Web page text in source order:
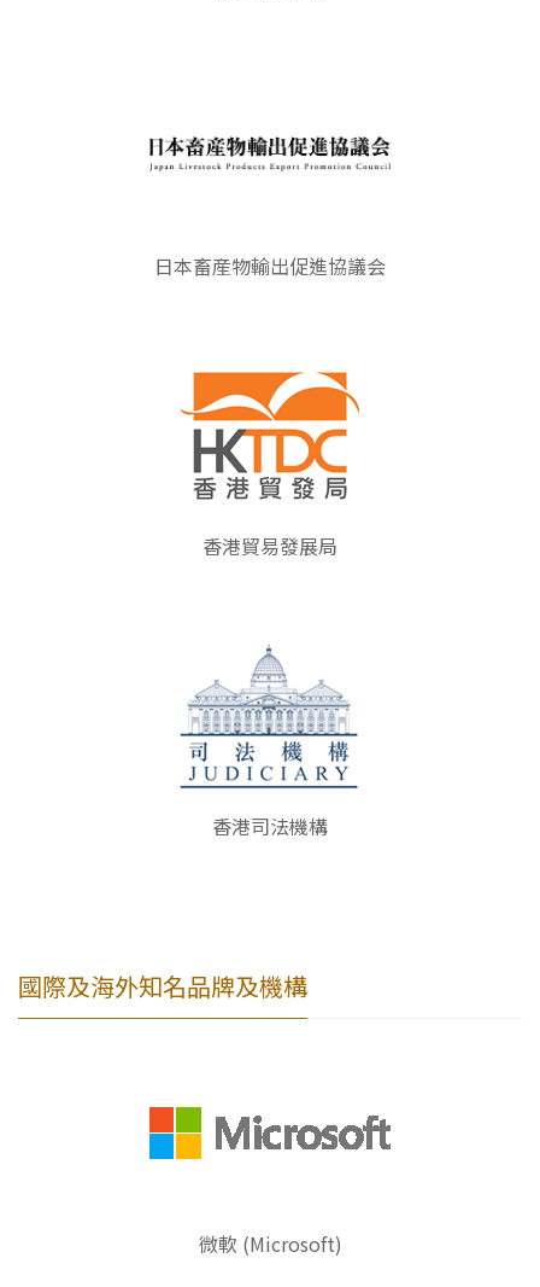
日本畜産物輸出促進協議会
香港貿易發展局
香港司法機構
國際及海外知名品牌及機構
微軟 (Microsoft)